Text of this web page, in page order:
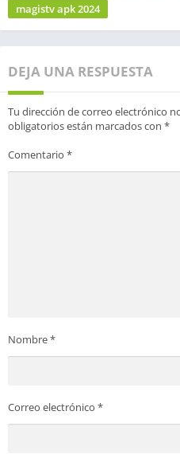
magistv apk 2024
DEJA UNA RESPUESTA
Tu dirección de correo electrónico
obligatorios están marcados con *
Comentario *
Nombre*
Correo electrónico *